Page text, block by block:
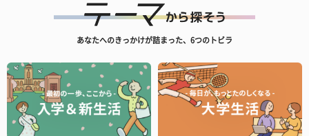
あなたへのきっかけが詰まった、6つのトビラ